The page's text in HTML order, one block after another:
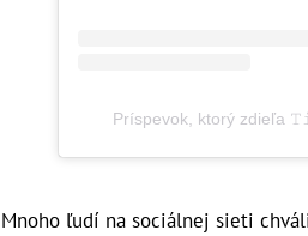
Príspevok, ktorý zdieľa
Mnoho ľudí na sociálnej sieti